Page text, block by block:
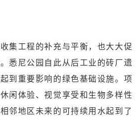
集工程的补充与平衡，也大大促
悉尼公园自此从后工业的砖厂遗
到重要影响的绿色基础设施。项
闲体验、视觉享受和生物多样性
邻地区未来的可持续用水起到了